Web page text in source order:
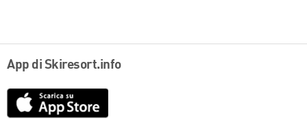
App di Skiresort.info